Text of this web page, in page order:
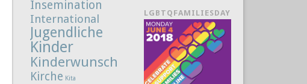
Insemination
International
Jugendliche
Kinder
Kinderwunsch
Kirche Kita
LGBTQFAMILIESDAY